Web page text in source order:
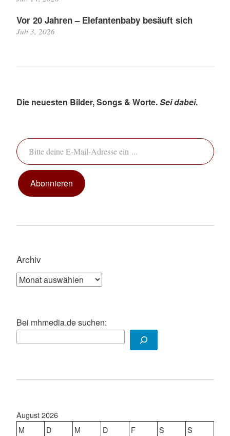
Vor 20 Jahren – Elefantenbaby besäuft sich
Juli 3, 2026
Die neuesten Bilder, Songs & Worte.Sei dabei.
Bitte deine E-Mail-Adresse ein ...
Abonnieren
Archiv
Archiv
Bei mhmedia.de suchen:
August 2026
M
D M D F S
S